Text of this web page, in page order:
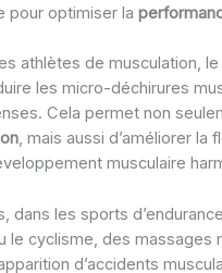
pour optimiser la
athlètes de musculation,
les micro-déchirures
Cela permet non
, mais aussi d’améliorer la
musculaire
dans les sports
le cyclisme, des massages
d’accidents